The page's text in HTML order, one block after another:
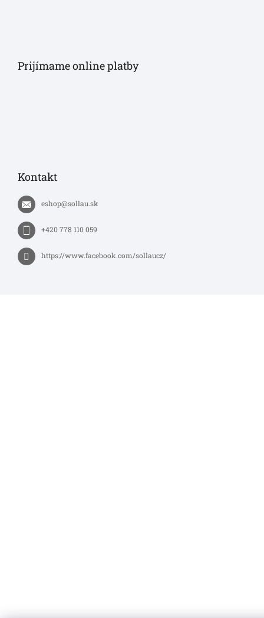
Prijímame online platby
Kontakt
eshop@sollau.sk
+420 778 110 059
https://www.facebook.com/sollaucz/